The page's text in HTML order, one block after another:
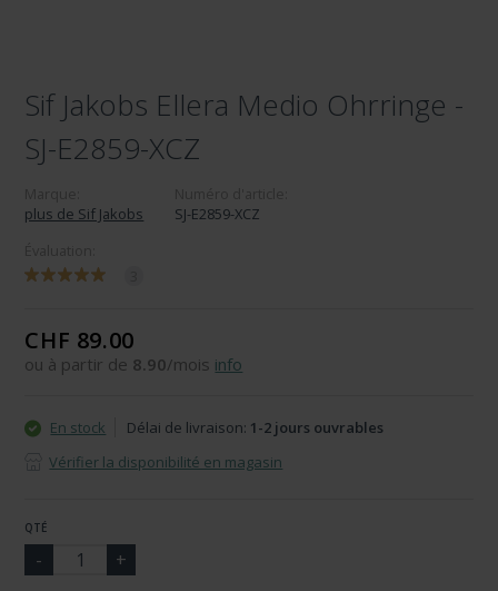
Sif Jakobs Ellera Medio Ohrringe -
SJ-E2859-XCZ
plus de Sif Jakobs
SJ-E2859-XCZ
CHF 89.00
ou à partir de 8.90/mois info
En stock Délai de livraison: 1-2 jours ouvrables
Vérifier la disponibilité en magasin
QTÉ